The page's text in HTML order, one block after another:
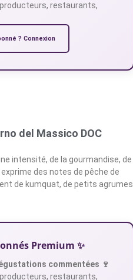
restaurants,
? Connexion
del Massico DOC
intensité, de la gourmandise, de
des notes de pêche de
de kumquat, de petits agrumes
Premium ✨
commentées 🍷
restaurants,